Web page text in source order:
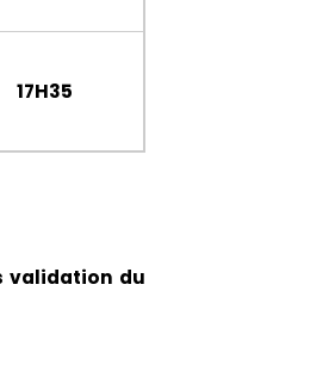
17H35
validation du